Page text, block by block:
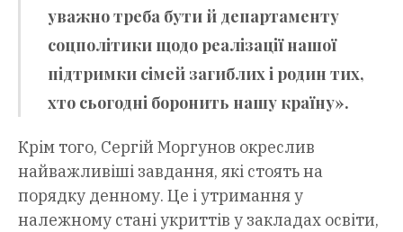
уважно треба бути й департаменту
соцполітики щодо реалізації нашої
підтримки сімей загиблих і родин тих,
хто сьогодні боронить нашу країну».
Крім того, Сергій Моргунов окреслив
найважливіші завдання, які стоять на
порядку денному. Це і утримання у
належному стані укриттів у закладах освіти,